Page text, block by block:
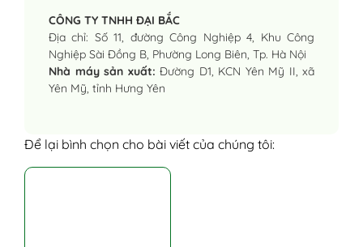
CÔNG TY TNHH ĐẠI BẮC
Địa chỉ: Số 11, đường Công Nghiệp 4, Khu Công
Nghiệp Sài Đồng B, Phường Long Biên, Tp. Hà Nội
Nhà máy sản xuất: Đường D1, KCN Yên Mỹ II, xã
Yên Mỹ, tỉnh Hưng Yên
Để lại bình chọn cho bài viết của chúng tôi: